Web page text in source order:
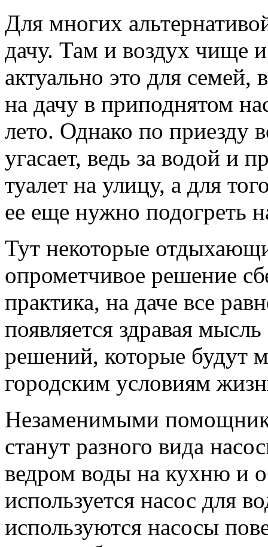
Для многих
дачу. Там и воздух чище
актуально это для семей,
на дачу в приподнятом
лето. Однако по приезду
угасает, ведь за водой и
туалет на улицу, а для
ее еще нужно подогреть
Тут некоторые
опрометчивое решение
практика, на даче все
появляется здравая
решений, которые будут
городским условиям
Незаменимыми
станут разного вида
ведром воды на кухню и
используется насос для
используются насосы